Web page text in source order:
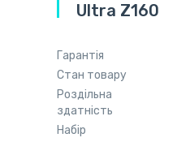
Ultra Z160
Гарантія
Стан товару
Роздільна
здатність
Набір